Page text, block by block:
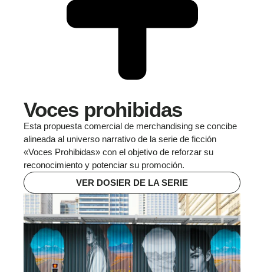
Voces prohibidas
Esta propuesta comercial de merchandising se concibe
alineada al universo narrativo de la serie de ficción
«Voces Prohibidas» con el objetivo de reforzar su
reconocimiento y potenciar su promoción.
VER DOSIER DE LA SERIE